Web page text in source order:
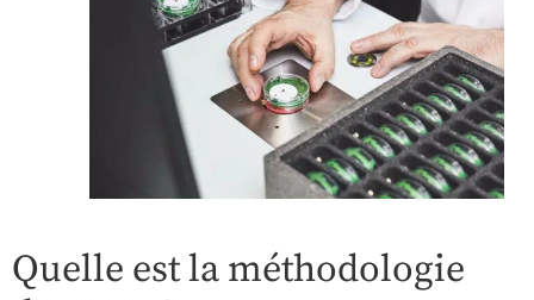
Quelle est la méthodologie